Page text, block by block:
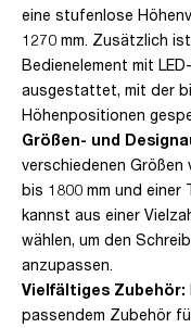
eine stufenlose
1270 mm. Zusätzlich
Bedienelement mit
ausgestattet, mit der
Höhenpositionen
Größen- und
verschiedenen Größen
bis 1800 mm und einer
kannst aus einer
wählen, um den
anzupassen.
Vielfältiges Zubehör:
passendem Zubehör